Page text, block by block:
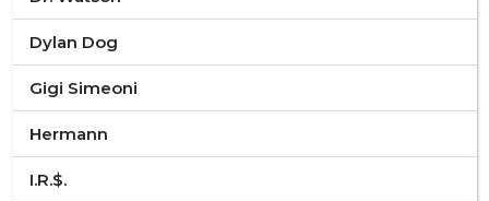
Dylan Dog
Gigi Simeoni
Hermann
I.R.$.